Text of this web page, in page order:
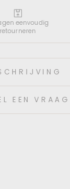
eenvoudig
retourneren
EEN VRAAG